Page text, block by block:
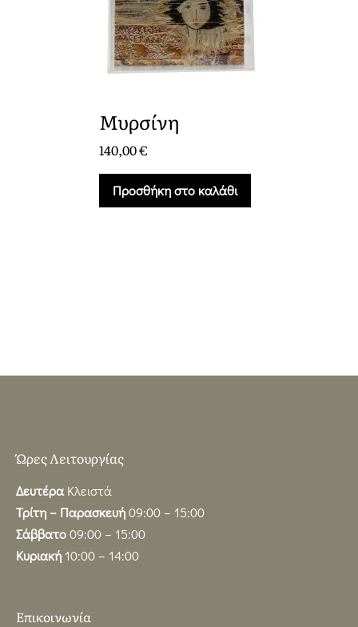
Μυρσίνη
140,00€
Προσθήκη στο καλάθι
Ώρες Λειτουργίας
Δευτέρα Κλειστά
Τρίτη – Παρασκευή09:00 – 15:00
Σάββατο09:00 – 15:00
Κυριακή 10:00 – 14:00
Επικοινωνία